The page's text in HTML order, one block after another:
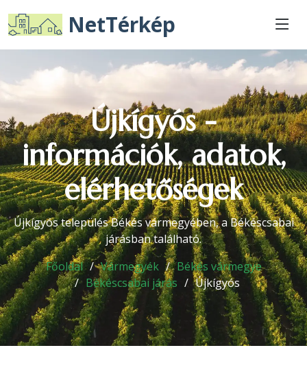
NetTérkép
Újkígyós -
információk, adatok,
elérhetőségek
Újkígyós település Békés vármegyében, a Békéscsabai
járásban található.
Főoldal
Vármegyék
Békés vármegye
Békéscsabai járás
Újkígyós